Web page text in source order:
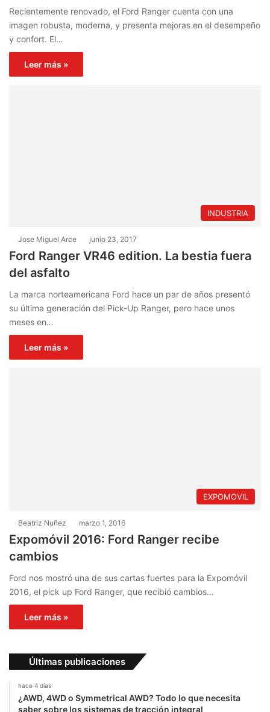
Recientemente renovado, el Ford Ranger cuenta con una
imagen robusta, moderna, y presenta mejoras en el desempeño
y confort. El…
Leer más »
INDUSTRIA
Jose Miguel Arce junio 23, 2017
Ford Ranger VR46 edition. La bestia fuera
del asfalto
La marca norteamericana Ford hace un par de años presentó
su última generación del Pick-Up Ranger, pero hace unos
meses en…
Leer más »
EXPOMOVIL
Beatriz Nuñez marzo 1, 2016
Expomóvil 2016: Ford Ranger recibe
cambios
Ford nos mostró una de sus cartas fuertes para la Expomóvil
2016, el pick up Ford Ranger, que recibió cambios…
Leer más »
Últimas publicaciones
hace 4 días
¿AWD, 4WD o Symmetrical AWD? Todo lo que necesita
saber sobre los sistemas de tracción integral